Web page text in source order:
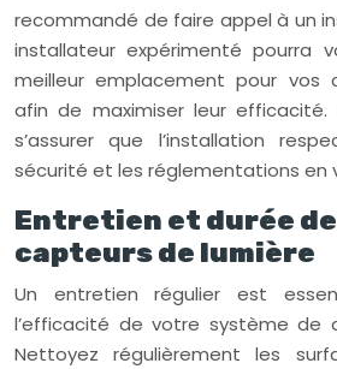
recommandé de faire appel à un
installateur expérimenté pourra
meilleur emplacement pour vos
afin de maximiser leur efficacité.
s’assurer que l’installation
sécurité et les réglementations en
Entretien et durée
capteurs de lumière
Un entretien régulier est
l’efficacité de votre système de
Nettoyez régulièrement les